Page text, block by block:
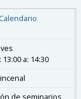
Calendario
13:00 a: 14:30
de seminarios